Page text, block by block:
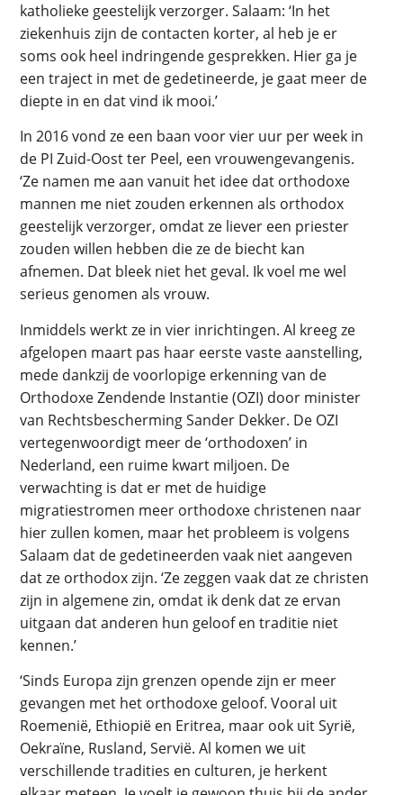
katholieke geestelijk verzorger. Salaam: ‘In het
ziekenhuis zijn de contacten korter, al heb je er
soms ook heel indringende gesprekken. Hier ga je
een traject in met de gedetineerde, je gaat meer de
diepte in en dat vind ik mooi.’
In 2016 vond ze een baan voor vier uur per week in
de PI Zuid-Oost ter Peel, een vrouwengevangenis.
‘Ze namen me aan vanuit het idee dat orthodoxe
mannen me niet zouden erkennen als orthodox
geestelijk verzorger, omdat ze liever een priester
zouden willen hebben die ze de biecht kan
afnemen. Dat bleek niet het geval. Ik voel me wel
serieus genomen als vrouw.
Inmiddels werkt ze in vier inrichtingen. Al kreeg ze
afgelopen maart pas haar eerste vaste aanstelling,
mede dankzij de voorlopige erkenning van de
Orthodoxe Zendende Instantie (OZI) door minister
van Rechtsbescherming Sander Dekker. De OZI
vertegenwoordigt meer de ‘orthodoxen’ in
Nederland, een ruime kwart miljoen. De
verwachting is dat er met de huidige
migratiestromen meer orthodoxe christenen naar
hier zullen komen, maar het probleem is volgens
Salaam dat de gedetineerden vaak niet aangeven
dat ze orthodox zijn. ‘Ze zeggen vaak dat ze christen
zijn in algemene zin, omdat ik denk dat ze ervan
uitgaan dat anderen hun geloof en traditie niet
kennen.’
‘Sinds Europa zijn grenzen opende zijn er meer
gevangen met het orthodoxe geloof. Vooral uit
Roemenië, Ethiopië en Eritrea, maar ook uit Syrië,
Oekraïne, Rusland, Servië. Al komen we uit
verschillende tradities en culturen, je herkent